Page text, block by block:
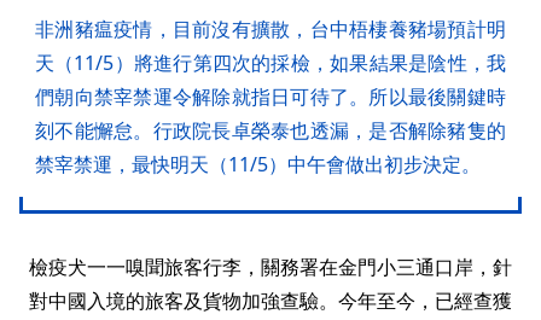
非洲豬瘟疫情，目前沒有擴散，台中梧棲養豬場預計明
天（11/5）將進行第四次的採檢，如果結果是陰性，我
們朝向禁宰禁運令解除就指日可待了。所以最後關鍵時
刻不能懈怠。行政院長卓榮泰也透漏，是否解除豬隻的
禁宰禁運，最快明天（11/5）中午會做出初步決定。
檢疫犬一一嗅聞旅客行李，關務署在金門小三通口岸，針
對中國入境的旅客及貨物加強查驗。今年至今，已經查獲